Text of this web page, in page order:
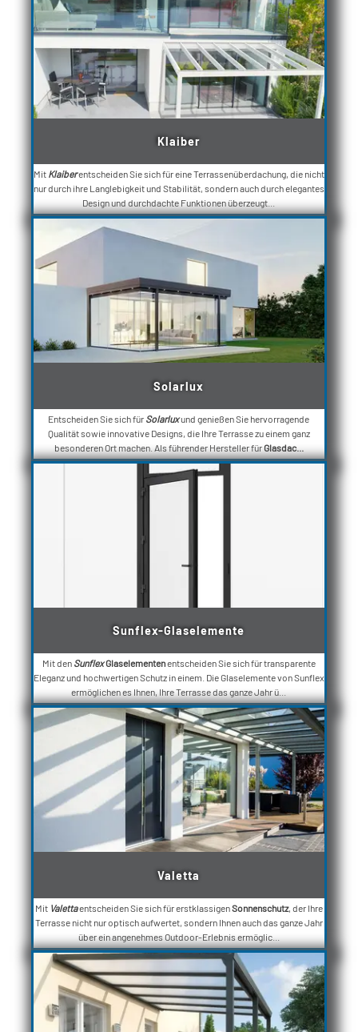
Klaiber
Mit Klaiberentscheiden Sie sich für eine Terrassenüberdachung, die nicht
nur durch ihre Langlebigkeit und Stabilität, sondern auch durch elegantes
Design und durchdachte Funktionen überzeugt...
Solarlux
Entscheiden Sie sich für Solarluxund genießen Sie hervorragende
Qualität sowie innovative Designs, die Ihre Terrasse zu einem ganz
besonderen Ort machen. Als führender Hersteller fürGlasdac...
Sunflex-Glaselemente
Mit den SunflexGlaselementenentscheiden Sie sich für transparente
Eleganz und hochwertigen Schutz in einem. Die Glaselemente von Sunflex
ermöglichen es Ihnen, Ihre Terrasse das ganze Jahr ü...
Valetta
Mit Valettaentscheiden Sie sich für erstklassigenSonnenschutz, der Ihre
Terrasse nicht nur optisch aufwertet, sondern Ihnen auch das ganze Jahr
über ein angenehmes Outdoor-Erlebnis ermöglic...